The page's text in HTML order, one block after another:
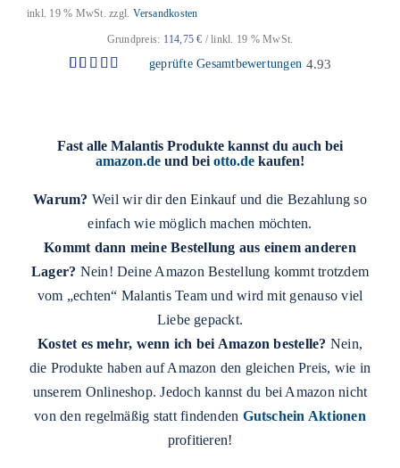
inkl. 19 % MwSt. zzgl. Versandkosten
Grundpreis: 114,75€ /linkl. 19 % MwSt.
auf
Kundenbewertungen
geprüfte Gesamtbewertungen 4.93
Fast alle Malantis Produkte kannst du auch bei
amazon.de und bei otto.de kaufen!
Warum? Weil wir dir den Einkauf und die Bezahlung so
einfach wie möglich machen möchten.
Kommt dann meine Bestellung aus einem anderen
Lager? Nein! Deine Amazon Bestellung kommt trotzdem
vom „echten“ Malantis Team und wird mit genauso viel
Liebe gepackt.
Kostet es mehr, wenn ich bei Amazon bestelle? Nein,
die Produkte haben auf Amazon den gleichen Preis, wie in
unserem Onlineshop. Jedoch kannst du bei Amazon nicht
von den regelmäßig statt findenden Gutschein Aktionen
profitieren!